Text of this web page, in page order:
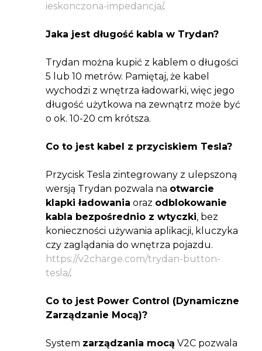
ieskonczona-impedancja/.
Jaka jest długość kabla w Trydan?
Trydan można kupić z kablem o długości
5 lub 10 metrów. Pamiętaj, że kabel
wychodzi z wnętrza ładowarki, więc jego
długość użytkowa na zewnątrz może być
o ok. 10-20 cm krótsza.
Co to jest kabel z przyciskiem Tesla?
Przycisk Tesla zintegrowany z ulepszoną
wersją Trydan pozwala na otwarcie
klapki ładowania oraz odblokowanie
kabla bezpośrednio z wtyczki, bez
konieczności używania aplikacji, kluczyka
czy zaglądania do wnętrza pojazdu.
https://v2charge.com/trydan-button-
tesla/.
Co to jest Power Control (Dynamiczne
Zarządzanie Mocą)?
System zarządzania mocą V2C pozwala